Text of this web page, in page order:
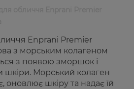
Enprani Premier
з морським колагеном
з появою зморшок і
шкіри. Морський колаген
оновлює шкіру та надає їй